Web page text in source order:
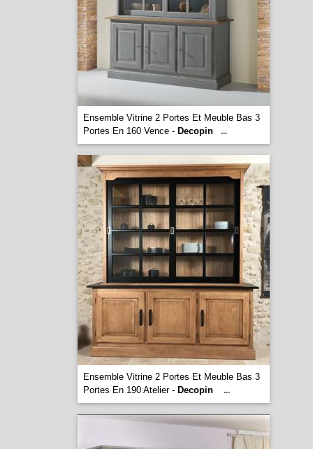
Ensemble Vitrine 2 Portes Et Meuble Bas 3
Portes En 160 Vence - Decopin ...
Ensemble Vitrine 2 Portes Et Meuble Bas 3
Portes En 190 Atelier - Decopin ...